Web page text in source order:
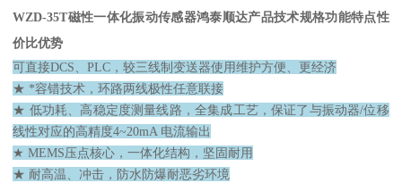
WZD-35T磁性一体化振动传感器鸿泰顺达产品技术规格功能特点性
价比优势
可直接DCS、PLC，较三线制变送器使用维护方便、更经济
★ *容错技术，环路两线极性任意联接
★ 低功耗、高稳定度测量线路，全集成工艺，保证了与振动器/位移
线性对应的高精度4~20mA 电流输出
★ MEMS压点核心，一体化结构，坚固耐用
★ 耐高温、冲击，防水防爆耐恶劣环境